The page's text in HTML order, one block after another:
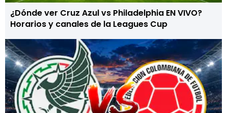
¿Dónde ver Cruz Azul vs Philadelphia EN VIVO?
Horarios y canales de la Leagues Cup